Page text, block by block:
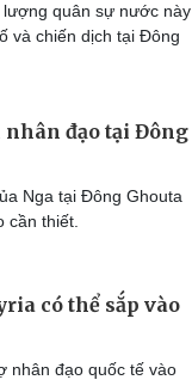
lượng quân sự nước này
và chiến dịch tại Đông
đạo tại Đông
Nga tại Đông Ghouta
cần thiết.
có thể sắp vào
nhân đạo quốc tế vào